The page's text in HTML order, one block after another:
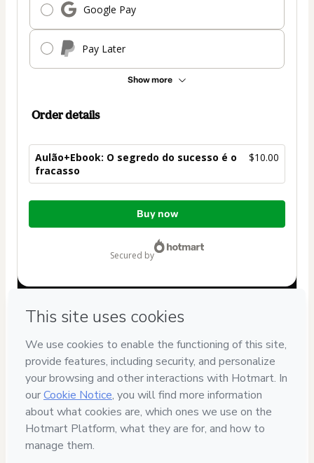
Google Pay
Pay Later
Show more
Order details
Aulão+Ebook: O segredo do sucesso é o
fracasso
$10.00
Total
Buy now
secured by
If you need to submit a request to our support team, please
provide the code below:
CKTID-V90088634R1-1786066917723-7809
Was your information autofill in? Click here to learn more
By clicking 'Buy Now' I declare that I (i) understand that
INTELIGENTE LTDAand has no responsibility for the content
and/or control over it; (ii) agree to Hotmart’s